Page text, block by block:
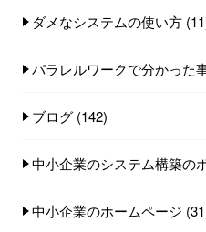
ダメなシステムの使い方
パラレルワークで分かった
ブログ (142)
中小企業のシステム構築の
中小企業のホームページ